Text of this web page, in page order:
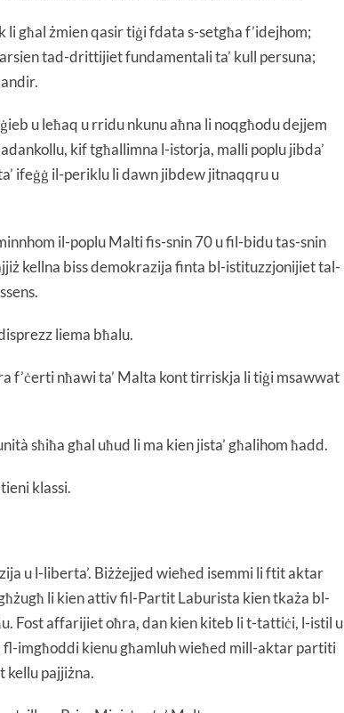
għal żmien qasir tiġi fdata s-setgħa f’idejhom;
tad-drittijiet fundamentali ta’ kull persuna;
u leħaq u rridu nkunu aħna li noqgħodu dejjem
kif tgħallimna l-istorja, malli poplu jibda’
ifeġġ il-periklu li dawn jibdew jitnaqqru u
il-poplu Malti fis-snin 70 u fil-bidu tas-snin
kellna biss demokrazija finta bl-istituzzjonijiet tal-
liema bħalu.
f’ċerti nħawi ta’ Malta kont tirriskja li tiġi msawwat
sħiħa għal uħud li ma kien jista’ għalihom ħadd.
klassi.
u l-liberta’. Biżżejjed wieħed isemmi li ftit aktar
li kien attiv fil-Partit Laburista kien tkaża bl-
Fost affarijiet oħra, dan kien kiteb li t-tattiċi, l-istil u
imgħoddi kienu għamluh wieħed mill-aktar partiti
pajjiżna.